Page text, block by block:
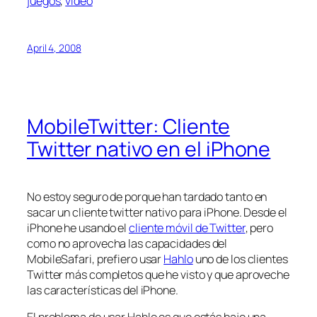
April 4, 2008
MobileTwitter: Cliente
Twitter nativo en el iPhone
No estoy seguro de porque han tardado tanto en
sacar un cliente twitter nativo para iPhone. Desde el
iPhone he usando elcliente móvil de Twitter, pero
como no aprovecha las capacidades del
MobileSafari, prefiero usarHahlouno de los clientes
Twitter más completos que he visto y que aproveche
las características del iPhone.